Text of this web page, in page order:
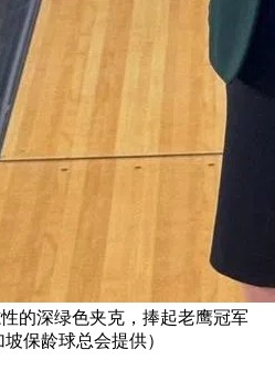
的深绿色夹克，捧起老鹰冠军
保龄球总会提供）